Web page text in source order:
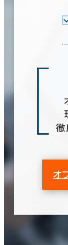
徹
オ